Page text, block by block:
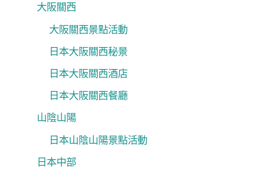
大阪關西
大阪關西景點活動
日本大阪關西秘景
日本大阪關西酒店
日本大阪關西餐廳
山陰山陽
日本山陰山陽景點活動
日本中部